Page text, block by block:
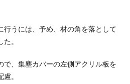
行うには、予め、材の角を落として
。
で、集塵カバーの左側アクリル板を
。